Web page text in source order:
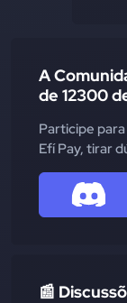
A
de 12300
Participe
Efí Pay, tirar
📰